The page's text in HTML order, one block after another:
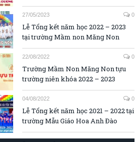
27/05/2023 0
Lễ Tổng kết năm học 2022 – 2023
tại trường Mầm non Măng Non
22/08/2022 0
Trường Mầm Non Măng Non tựu
trường niên khóa 2022 – 2023
04/08/2022 0
Lễ Tổng kết năm học 2021 – 2022 tại
trường Mẫu Giáo Hoa Anh Đào